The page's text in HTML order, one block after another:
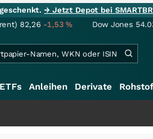
→ Jetzt Depot bei
82,26 -1,53% Dow Jones
ETFs Anleihen Derivate